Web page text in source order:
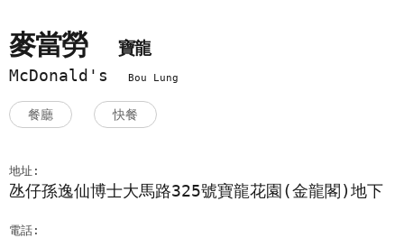
麥當勞
寶龍
McDonald's
Bou Lung
餐廳 快餐
地址:
氹仔孫逸仙博士大馬路325號寶龍花園(金龍閣)地下
電話: